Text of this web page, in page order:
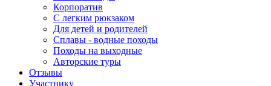
Корпоратив
С легким рюкзаком
Для детей и родителей
Сплавы - водные походы
Походы на выходные
Авторские туры
Отзывы
Участнику